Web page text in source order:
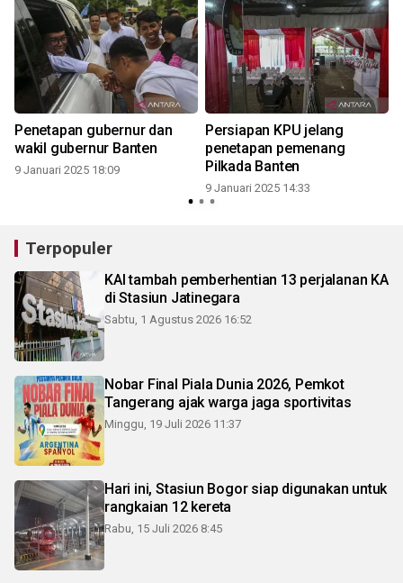
Penetapan gubernur dan
wakil gubernur Banten
9 Januari 2025 18:09
Persiapan KPU jelang
penetapan pemenang
Pilkada Banten
9 Januari 2025 14:33
Terpopuler
KAI tambah pemberhentian 13 perjalanan KA
di Stasiun Jatinegara
Sabtu, 1 Agustus 2026 16:52
Nobar Final Piala Dunia 2026, Pemkot
Tangerang ajak warga jaga sportivitas
Minggu, 19 Juli 2026 11:37
Hari ini, Stasiun Bogor siap digunakan untuk
rangkaian 12 kereta
Rabu, 15 Juli 2026 8:45